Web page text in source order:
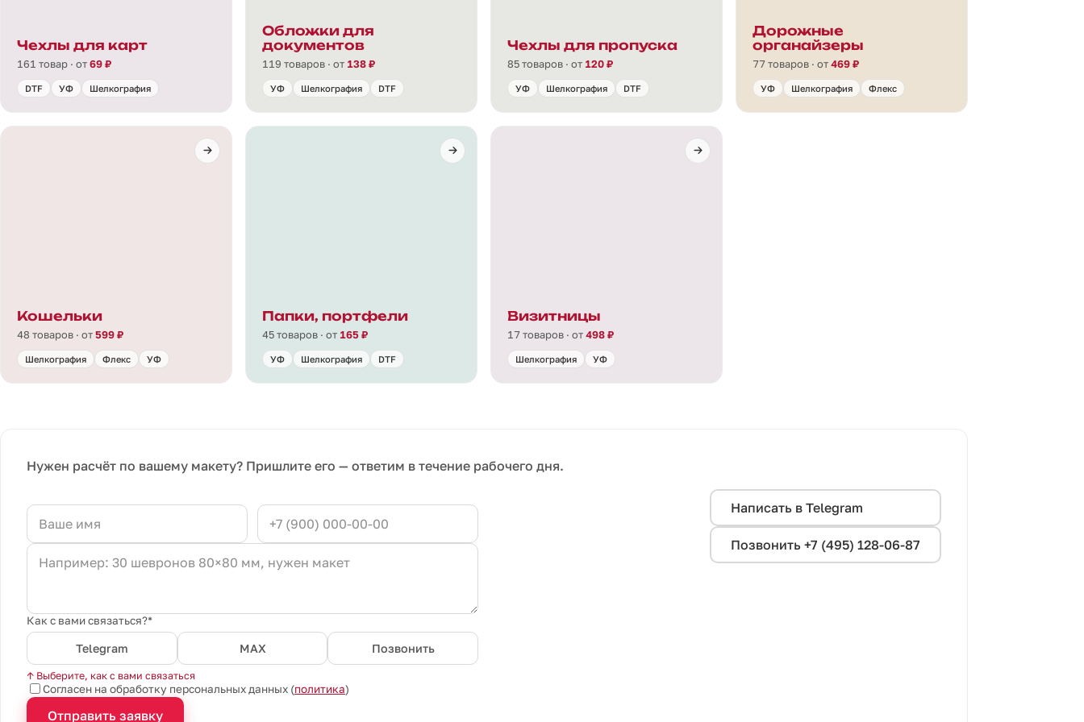
Чехлы для карт
161 товар · от69 ₽
DTF УФ Шелкография
Обложки для
документов
119 товаров · от 138 ₽
УФ Шелкография DTF
Чехлы для пропуска
85 товаров · от 120 ₽
УФ Шелкография DTF
Дорожные
органайзеры
77 товаров · от469 ₽
УФ Шелкография Флекс
Кошельки
48 товаров · от599 ₽
Шелкография Флекс УФ
Папки, портфели
45 товаров · от 165 ₽
УФ Шелкография DTF
Визитницы
17 товаров · от498 ₽
Шелкография УФ
Нужен расчёт по вашему макету? Пришлите его — ответим в течение рабочего дня.
Как с вами связаться?*
Telegram MAX Позвонить
↑ Выберите, как с вами связаться
Согласен на обработку персональных данных (политика)
Отправить заявку
Написать в Telegram
Позвонить +7 (495) 128-06-87